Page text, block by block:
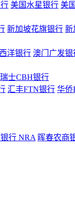
美国水星银行 美
新加坡花旗银行 新
洋银行 澳门广发银
瑞士CBH银行
汇丰FTN银行 华侨
银行 NRA 晖春农商